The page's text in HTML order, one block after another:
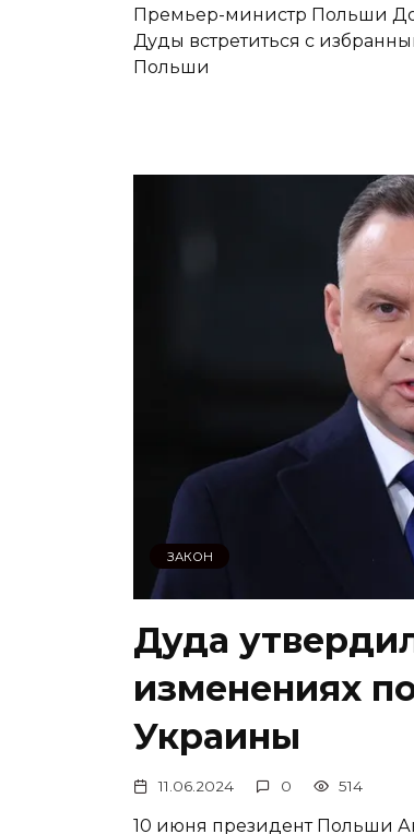
Премьер-министр Польши
Дуды встретиться с
Польши
ЗАКОН
Дуда
изменениях
Украины
11.06.2024 0 514
10 июня президент Польши